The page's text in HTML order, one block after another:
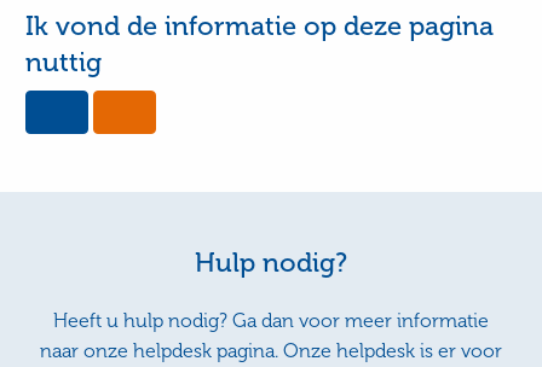
Ik vond de informatie op deze pagina
nuttig
this
this
Hulp nodig?
Heeft u hulp nodig? Ga dan voor meer informatie
naar onze helpdesk pagina. Onze helpdesk is er voor